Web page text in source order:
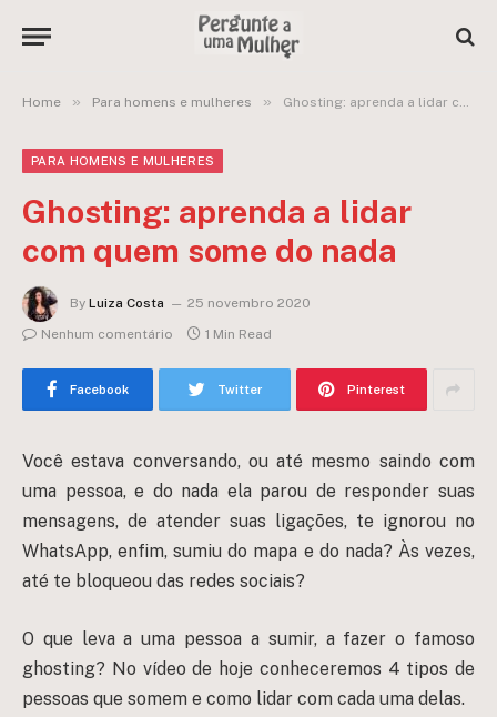
Home » Para homens e mulheres » Ghosting: aprenda a lidar com quem some do nada
PARA HOMENS E MULHERES
Ghosting: aprenda a lidar
com quem some do nada
By Luiza Costa
25 novembro 2020
Nenhum comentário
1 Min Read
Facebook Twitter Pinterest
Você estava conversando, ou até mesmo saindo com
uma pessoa, e do nada ela parou de responder suas
mensagens, de atender suas ligações, te ignorou no
WhatsApp, enfim, sumiu do mapa e do nada? Às vezes,
até te bloqueou das redes sociais?
O que leva a uma pessoa a sumir, a fazer o famoso
ghosting? No vídeo de hoje conheceremos 4 tipos de
pessoas que somem e como lidar com cada uma delas.